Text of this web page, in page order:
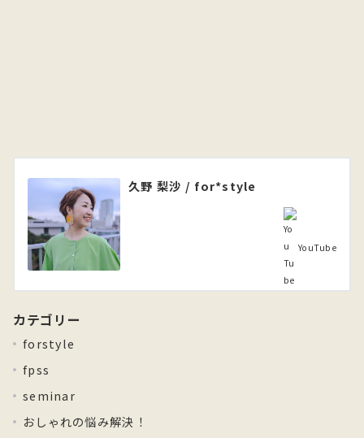
久野 梨沙 / for*style
YouTube
カテゴリー
forstyle
fpss
seminar
おしゃれの悩み解決！